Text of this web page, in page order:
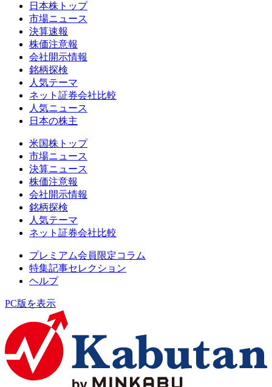
日本株トップ
市場ニュース
決算速報
株価注意報
会社開示情報
銘柄探検
人気テーマ
ネット証券会社比較
人気ニュース
日本の株主
米国株トップ
市場ニュース
決算ニュース
株価注意報
会社開示情報
銘柄探検
人気テーマ
ネット証券会社比較
プレミアム会員限定コラム
特集記事セレクション
ヘルプ
PC版を表示